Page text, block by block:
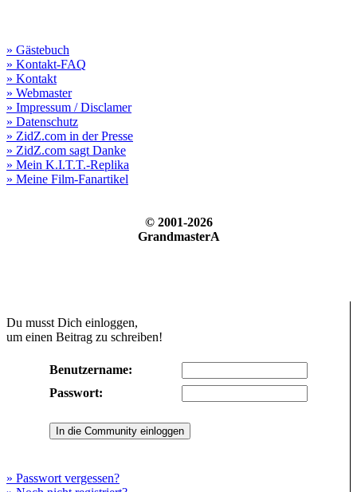
» Gästebuch
» Kontakt-FAQ
» Kontakt
» Webmaster
» Impressum / Disclamer
» Datenschutz
» ZidZ.com in der Presse
» ZidZ.com sagt Danke
» Mein K.I.T.T.-Replika
» Meine Film-Fanartikel
© 2001-2026
GrandmasterA
Du musst Dich einloggen,
um einen Beitrag zu schreiben!
Benutzername:
Passwort:
» Passwort vergessen?